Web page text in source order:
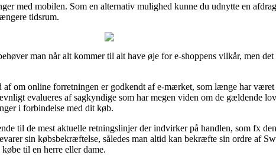
med mobilen. Som en alternativ mulighed kunne du udnytte en
tidsrum.
man når alt kommer til alt have øje for e-shoppens vilkår, men
om online forretningen er godkendt af e-mærket, som længe har
evalueres af sagkyndige som har megen viden om de gældende
i forbindelse med dit køb.
til de mest aktuelle retningslinjer der indvirker på handlen, som fx
sin købsbekræftelse, således man altid kan bekræfte sin ordre af
til en herre eller dame.